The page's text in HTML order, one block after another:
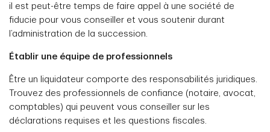
il est peut-être temps de faire appel à une société de
fiducie pour vous conseiller et vous soutenir durant
l’administration de la succession.
Établir une équipe de professionnels
Être un liquidateur comporte des responsabilités juridiques.
Trouvez des professionnels de confiance (notaire, avocat,
comptables) qui peuvent vous conseiller sur les
déclarations requises et les questions fiscales.